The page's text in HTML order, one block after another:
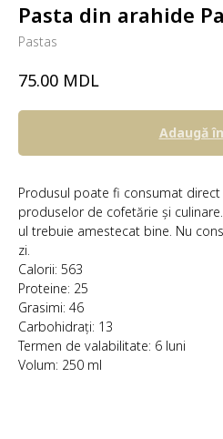
Pasta din arahide
Pastas
75.00 MDL
Adaugă
Produsul poate fi consumat
produselor de cofetărie și
ul trebuie amestecat bine. Nu
zi.
Calorii: 563
Proteine: 25
Grasimi: 46
Carbohidrați: 13
Termen de valabilitate: 6 luni
Volum: 250 ml